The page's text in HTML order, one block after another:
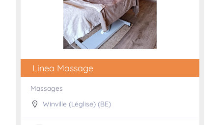
Linea Massage
Massages
Winville (Léglise) (BE)